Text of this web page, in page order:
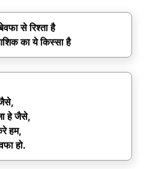
से रिश्ता है
का ये किस्सा है
हे जैसे,
हम,
हो.